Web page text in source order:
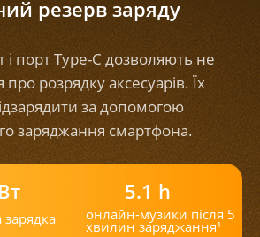
онлайн-музики після 5
хвилин заряджання¹
5.1 h
і порт Type-C дозволяють не
про розрядку аксесуарів. Їх
за допомогою
заряджання смартфона.
резерв заряду